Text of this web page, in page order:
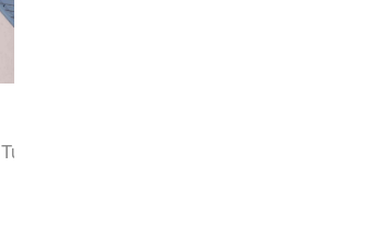
Tudjon meg többet